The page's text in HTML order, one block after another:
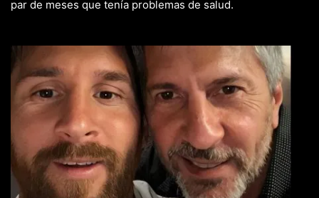
par de meses que tenía problemas de salud.